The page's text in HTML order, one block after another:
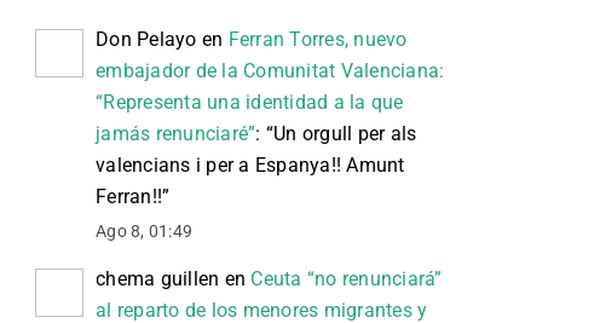
Don Pelayo en Ferran Torres, nuevo
embajador de la Comunitat Valenciana:
“Representa una identidad a la que
jamás renunciaré”: “Un orgull per als
valencians i per a Espanya!! Amunt
Ferran!!”
Ago 8, 01:49
chema guillen en Ceuta “no renunciará”
al reparto de los menores migrantes y